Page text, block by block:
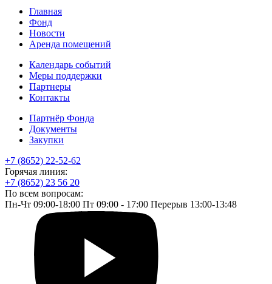
Главная
Фонд
Новости
Аренда помещений
Календарь событий
Меры поддержки
Партнеры
Контакты
Партнёр Фонда
Документы
Закупки
+7 (8652) 22-52-62
Горячая линия:
+7 (8652) 23 56 20
По всем вопросам:
Пн-Чт 09:00-18:00 Пт 09:00 - 17:00 Перерыв 13:00-13:48